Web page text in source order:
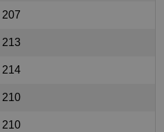
207
213
214
210
210